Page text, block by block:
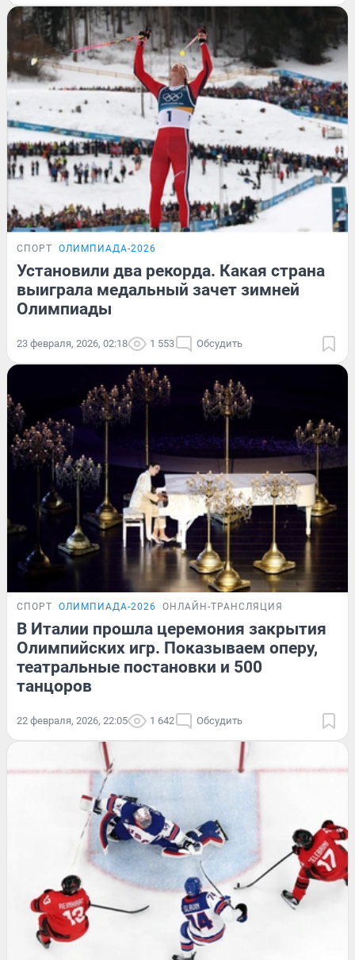
СПОРТ ОЛИМПИАДА-2026
Установили два рекорда. Какая страна
выиграла медальный зачет зимней
Олимпиады
23 февраля, 2026, 02:18 1 553 Обсудить
СПОРТ ОЛИМПИАДА-2026 ОНЛАЙН-ТРАНСЛЯЦИЯ
В Италии прошла церемония закрытия
Олимпийских игр. Показываем оперу,
театральные постановки и 500
танцоров
22 февраля, 2026, 22:05 1 642 Обсудить